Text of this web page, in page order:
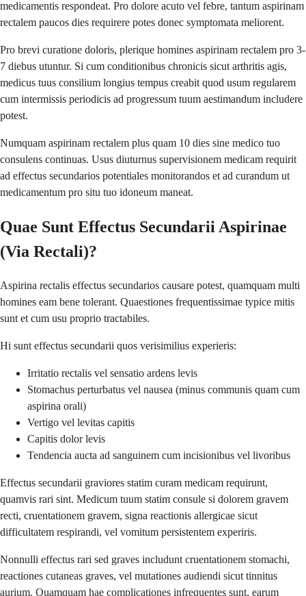
medicamentis respondeat. Pro dolore acuto vel febre, tantum aspirinam
rectalem paucos dies requirere potes donec symptomata meliorent.
Pro brevi curatione doloris, plerique homines aspirinam rectalem pro 3-
7 diebus utuntur. Si cum conditionibus chronicis sicut arthritis agis,
medicus tuus consilium longius tempus creabit quod usum regularem
cum intermissis periodicis ad progressum tuum aestimandum includere
potest.
Numquam aspirinam rectalem plus quam 10 dies sine medico tuo
consulens continuas. Usus diuturnus supervisionem medicam requirit
ad effectus secundarios potentiales monitorandos et ad curandum ut
medicamentum pro situ tuo idoneum maneat.
Quae Sunt Effectus Secundarii Aspirinae
(Via Rectali)?
Aspirina rectalis effectus secundarios causare potest, quamquam multi
homines eam bene tolerant. Quaestiones frequentissimae typice mitis
sunt et cum usu proprio tractabiles.
Hi sunt effectus secundarii quos verisimilius experieris:
Irritatio rectalis vel sensatio ardens levis
Stomachus perturbatus vel nausea (minus communis quam cum
aspirina orali)
Vertigo vel levitas capitis
Capitis dolor levis
Tendencia aucta ad sanguinem cum incisionibus vel livoribus
Effectus secundarii graviores statim curam medicam requirunt,
quamvis rari sint. Medicum tuum statim consule si dolorem gravem
recti, cruentationem gravem, signa reactionis allergicae sicut
difficultatem respirandi, vel vomitum persistentem experiris.
Nonnulli effectus rari sed graves includunt cruentationem stomachi,
reactiones cutaneas graves, vel mutationes audiendi sicut tinnitus
aurium. Quamquam hae complicationes infrequentes sunt, earum